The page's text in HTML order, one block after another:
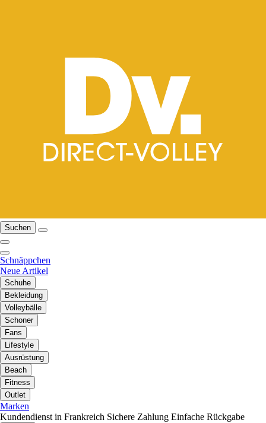
Suchen
Schnäppchen
Neue Artikel
Schuhe
Bekleidung
Volleybälle
Schoner
Fans
Lifestyle
Ausrüstung
Beach
Fitness
Outlet
Marken
Kundendienst in Frankreich Sichere Zahlung Einfache Rückgabe